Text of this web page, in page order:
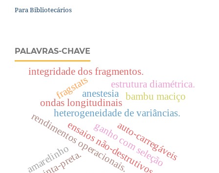
Para Bibliotecários
PALAVRAS-CHAVE
bambu maciço
heterogeneidade de variâncias.
auto-carregáveis
rendimentos operacionais.
ondas longitudinais
ensaios não-destrutivos.
fragstats
integridade dos fragmentos.
anestesia
pinta-preta. ganho com seleção
estrutura diamétrica.
amarelinho